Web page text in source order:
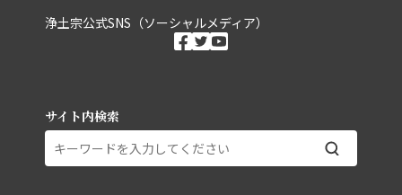
浄土宗公式SNS（ソーシャルメディア）
ソーシャルメディ
facebook
twitter
サイト内検索